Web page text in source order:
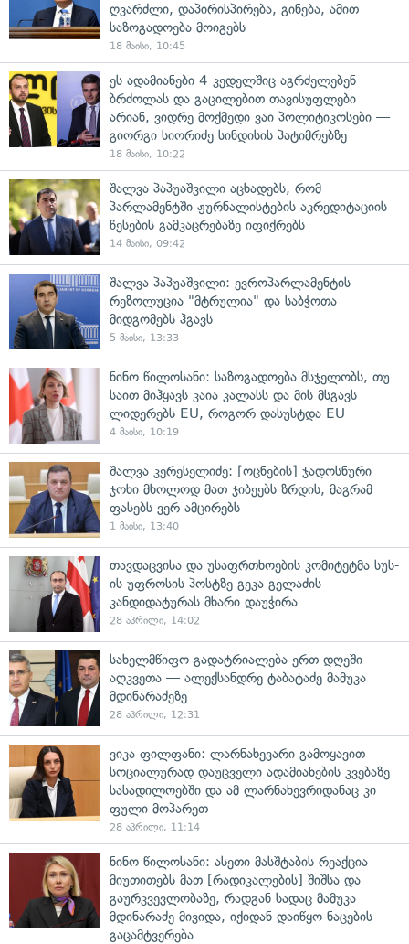
ღვარძლი, დაპირისპირება, გინება, ამით
საზოგადოება მოიგებს
18 მაისი, 10:45
ეს ადამიანები 4 კედელშიც აგრძელებენ
ბრძოლას და გაცილებით თავისუფლები
არიან, ვიდრე მოქმედი ვაი პოლიტიკოსები —
გიორგი სიორიძე სინდისის პატიმრებზე
18 მაისი, 10:22
შალვა პაპუაშვილი აცხადებს, რომ
პარლამენტში ჟურნალისტების აკრედიტაციის
წესების გამკაცრებაზე იფიქრებს
14 მაისი, 09:42
შალვა პაპუაშვილი: ევროპარლამენტის
რეზოლუცია "მტრულია" და საბჭოთა
მიდგომებს ჰგავს
5 მაისი, 13:33
ნინო წილოსანი: საზოგადოება მსჯელობს, თუ
საით მიჰყავს კაია კალასს და მის მსგავს
ლიდერებს EU, როგორ დასუსტდა EU
4 მაისი, 10:19
შალვა კერესელიძე: [ოცნების] ჯადოსნური
ჯოხი მხოლოდ მათ ჯიბეებს ზრდის, მაგრამ
ფასებს ვერ ამცირებს
1 მაისი, 13:40
თავდაცვისა და უსაფრთხოების კომიტეტმა სუს-
ის უფროსის პოსტზე გეკა გელაძის
კანდიდატურას მხარი დაუჭირა
28 აპრილი, 14:02
სახელმწიფო გადატრიალება ერთ დღეში
აღკვეთა — ალექსანდრე ტაბატაძე მამუკა
მდინარაძეზე
28 აპრილი, 12:31
ვიკა ფილფანი: ლარნახევარი გამოყავით
სოციალურად დაუცველი ადამიანების კვებაზე
სასადილოებში და ამ ლარნახევრიდანაც კი
ფული მოპარეთ
28 აპრილი, 11:14
ნინო წილოსანი: ასეთი მასშტაბის რეაქცია
მიუთითებს მათ [რადიკალების] შიშსა და
გაურკვევლობაზე, რადგან სადაც მამუკა
მდინარაძე მივიდა, იქიდან დაიწყო ნაცების
გაცამტვერება